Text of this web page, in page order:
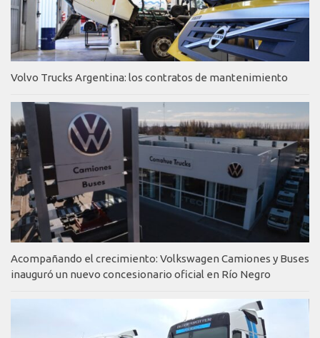
Volvo Trucks Argentina: los contratos de mantenimiento
Acompañando el crecimiento: Volkswagen Camiones y Buses
inauguró un nuevo concesionario oficial en Río Negro